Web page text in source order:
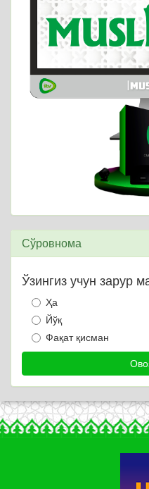
Сўровнома
Ўзингиз учун зарур
Ҳа
Йўқ
Фақат қисман